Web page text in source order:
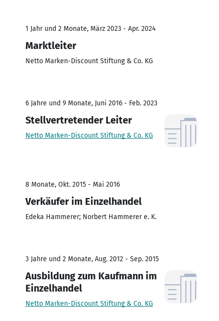
1 Jahr und 2 Monate, März 2023 - Apr. 2024
Marktleiter
Netto Marken-Discount Stiftung & Co. KG
6 Jahre und 9 Monate, Juni 2016 - Feb. 2023
Stellvertretender Leiter
Netto Marken-Discount Stiftung & Co. KG
8 Monate, Okt. 2015 - Mai 2016
Verkäufer im Einzelhandel
Edeka Hammerer; Norbert Hammerer e. K.
3 Jahre und 2 Monate, Aug. 2012 - Sep. 2015
Ausbildung zum Kaufmann im
Einzelhandel
Netto Marken-Discount Stiftung & Co. KG